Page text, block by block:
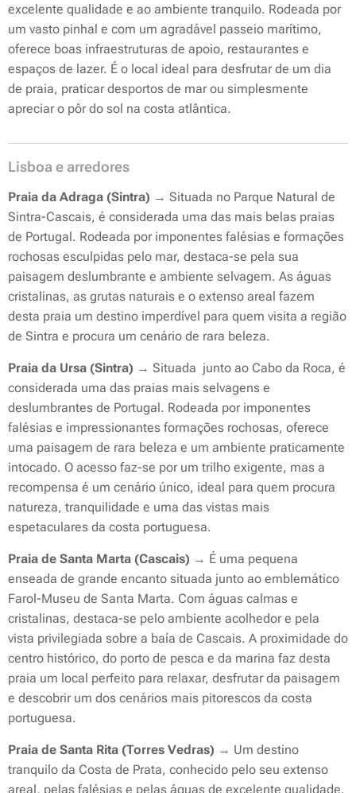
excelente qualidade e ao ambiente tranquilo. Rodeada por
um vasto pinhal e com um agradável passeio marítimo,
oferece boas infraestruturas de apoio, restaurantes e
espaços de lazer. É o local ideal para desfrutar de um dia
de praia, praticar desportos de mar ou simplesmente
apreciar o pôr do sol na costa atlântica.
Lisboa e arredores
Praia da Adraga (Sintra) → Situada no Parque Natural de
Sintra-Cascais, é considerada uma das mais belas praias
de Portugal. Rodeada por imponentes falésias e formações
rochosas esculpidas pelo mar, destaca-se pela sua
paisagem deslumbrante e ambiente selvagem. As águas
cristalinas, as grutas naturais e o extenso areal fazem
desta praia um destino imperdível para quem visita a região
de Sintra e procura um cenário de rara beleza.
Praia da Ursa (Sintra) → Situada junto ao Cabo da Roca, é
considerada uma das praias mais selvagens e
deslumbrantes de Portugal. Rodeada por imponentes
falésias e impressionantes formações rochosas, oferece
uma paisagem de rara beleza e um ambiente praticamente
intocado. O acesso faz-se por um trilho exigente, mas a
recompensa é um cenário único, ideal para quem procura
natureza, tranquilidade e uma das vistas mais
espetaculares da costa portuguesa.
Praia de Santa Marta (Cascais) → É uma pequena
enseada de grande encanto situada junto ao emblemático
Farol-Museu de Santa Marta. Com águas calmas e
cristalinas, destaca-se pelo ambiente acolhedor e pela
vista privilegiada sobre a baía de Cascais. A proximidade do
centro histórico, do porto de pesca e da marina faz desta
praia um local perfeito para relaxar, desfrutar da paisagem
e descobrir um dos cenários mais pitorescos da costa
portuguesa.
Praia de Santa Rita (Torres Vedras) → Um destino
tranquilo da Costa de Prata, conhecido pelo seu extenso
areal, pelas falésias e pelas águas de excelente qualidade.